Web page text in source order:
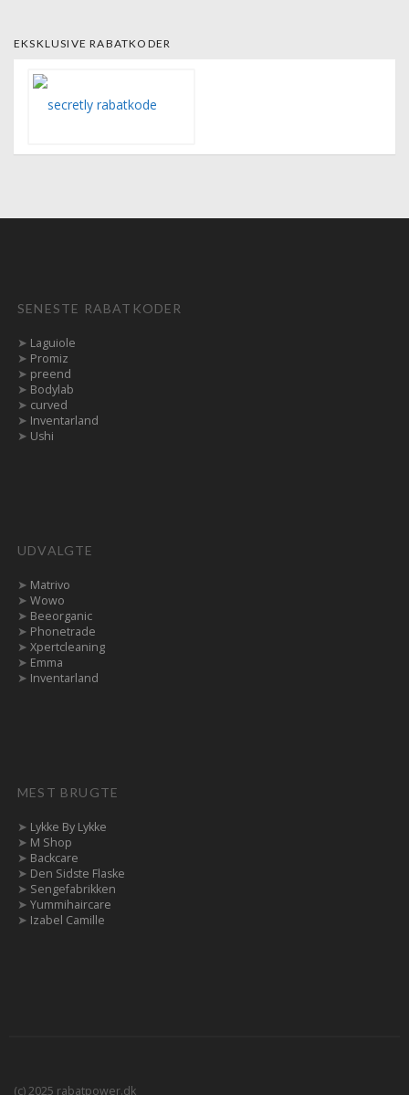
EKSKLUSIVE RABATKODER
SENESTE RABATKODER
➤ Laguiole
➤ Promiz
➤ preend
➤ Bodylab
➤ curved
➤ Inventarland
➤ Ushi
UDVALGTE
➤ Matrivo
➤ Wowo
➤ Beeorganic
➤ Phonetrade
➤ Xpertcleaning
➤ Emma
➤ Inventarland
MEST BRUGTE
➤ Lykke By Lykke
➤ M Shop
➤ Backcare
➤ Den Sidste Flaske
➤ Sengefabrikken
➤ Yummihaircare
➤ Izabel Camille
(c) 2025 rabatpower.dk